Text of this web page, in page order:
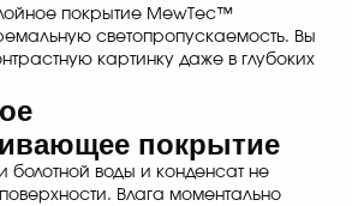
покрытие MewTec™
светопропускаемость. Вы
картинку даже в глубоких
покрытие
болотной воды и конденсат не
Влага моментально